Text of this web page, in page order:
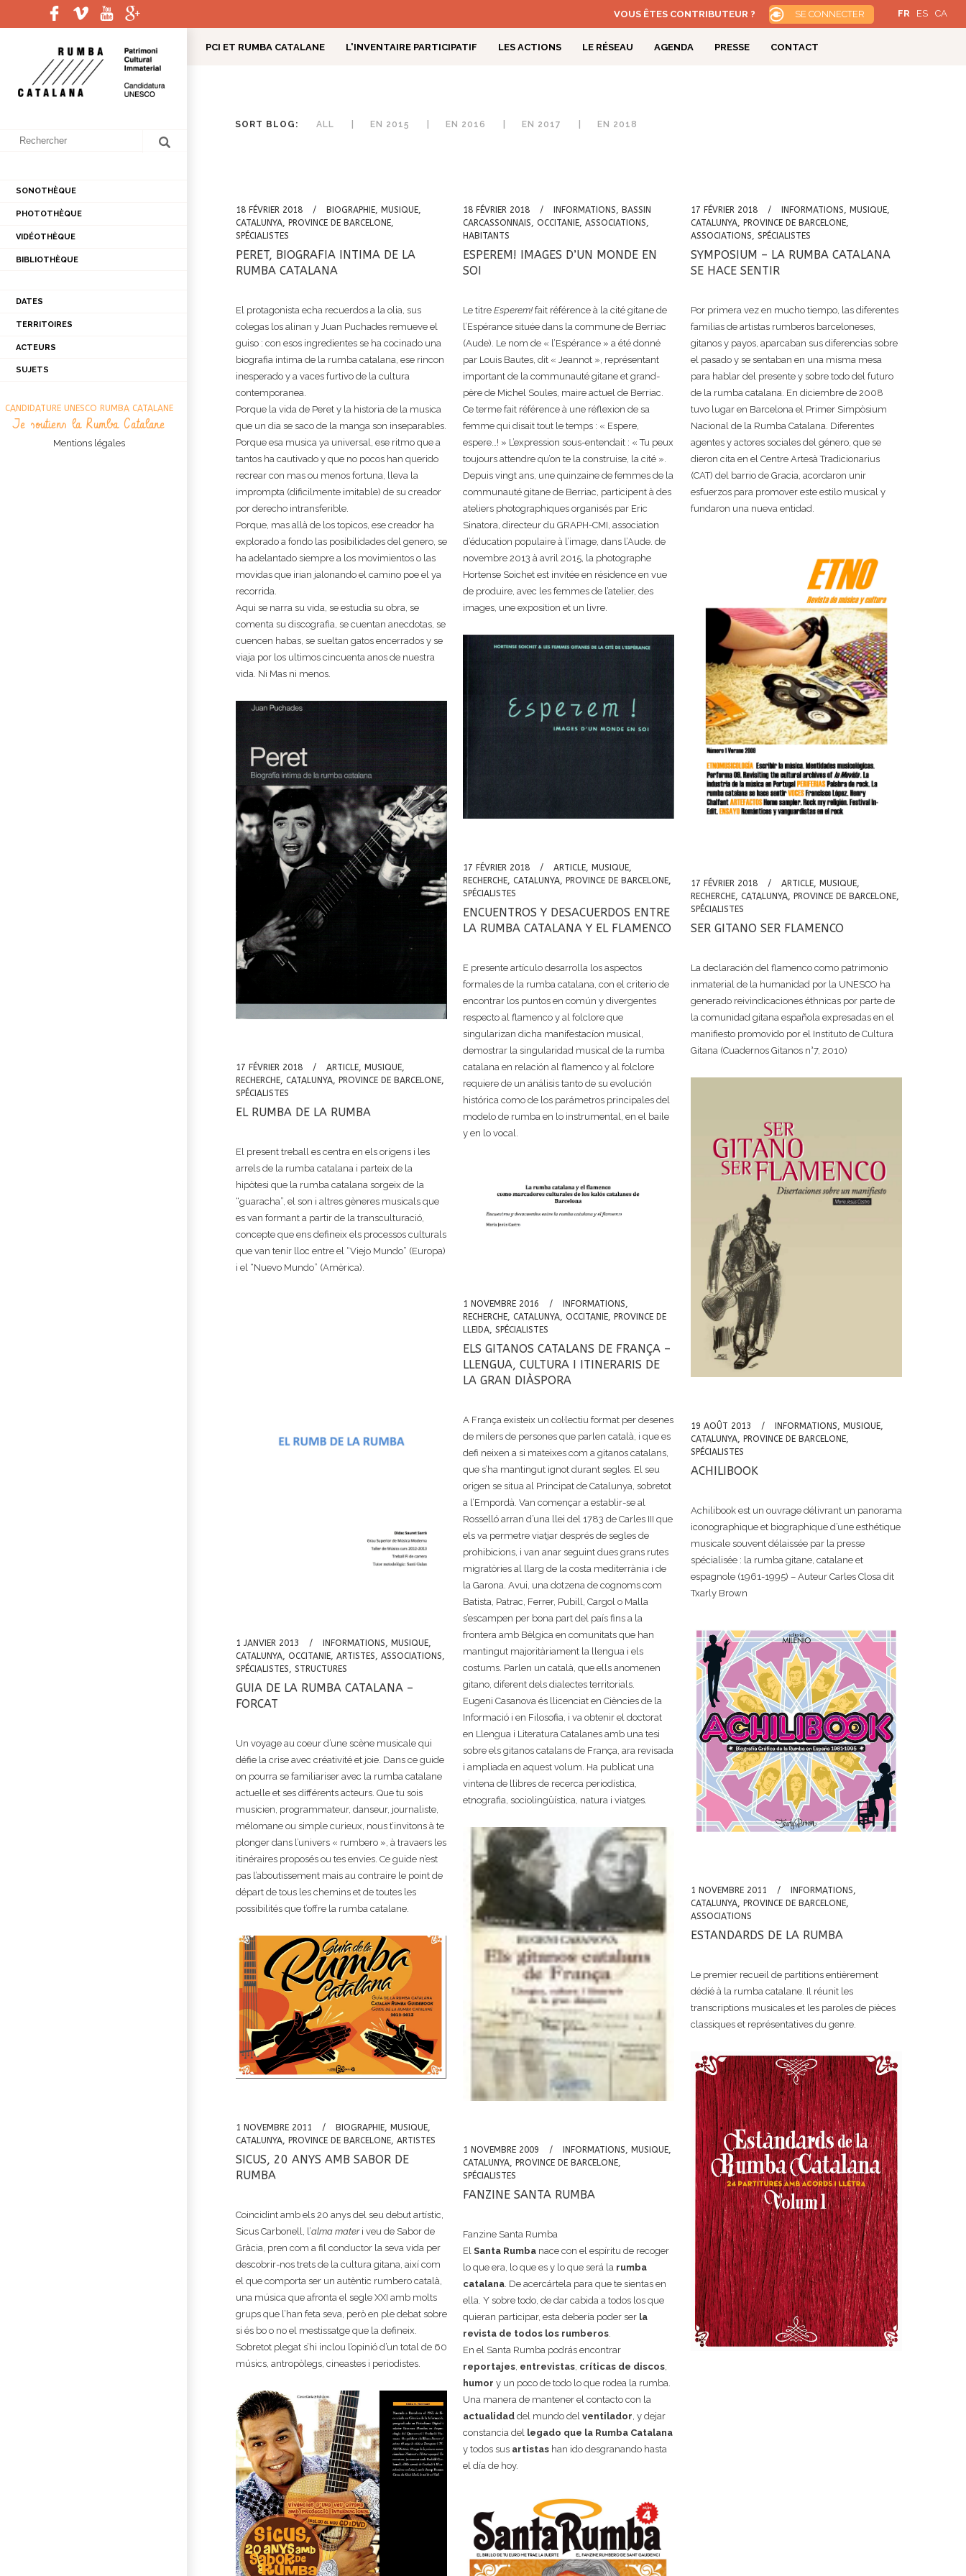
PCI ET RUMBA CATALANE L'INVENTAIRE PARTICIPATIF LES ACTIONS
ETUDE PRATIQUE MUSICALE ET IDENTITÉ GITANE BD ET DESSINS DE PRESSE
LE RÉSEAU AGENDA PRESSE CONTACT
SONOTHÈQUE
PHOTOTHÈQUE
VIDÉOTHÈQUE
BIBLIOTHÈQUE
DATES
2008
2009
2010
TERRITOIRES
CATALUNYA
PROVINCE DE BARCELONE
PROVINCE DE LLEIDA
OCCITANIE
BASSIN BITERROIS ET AGDE
ACTEURS
ARTISTES
SPÉCIALISTES
SUJETS
ANNIVERSAIRES
CONCERTS
CANDIDATURE UNESCO RUMBA CATALANE
Je soutiens la Rumba Catalane
Mentions légales
VOUS ÊTES CONTRIBUTEUR ? SE CONNECTER FR ES CA
SORT BLOG: ALL EN 2015 EN 2016 EN 2017 EN 2018
18 FÉVRIER 2018 BIOGRAPHIE, MUSIQUE,
CATALUNYA, PROVINCE DE BARCELONE,
SPÉCIALISTES
PERET, BIOGRAFIA INTIMA DE LA
RUMBA CATALANA
El protagonista echa recuerdos a la olia, sus
colegas los alinan y Juan Puchades remueve el
guiso : con esos ingredientes se ha cocinado una
biografia intima de la rumba catalana, ese rincon
inesperado y a vaces furtivo de la cultura
contemporanea.
Porque la vida de Peret y la historia de la musica
que un dia se saco de la manga son inseparables.
Porque esa musica ya universal, ese ritmo que a
tantos ha cautivado y que no pocos han querido
recrear con mas ou menos fortuna, lleva la
imprompta (dificilmente imitable) de su creador
por derecho intransferible.
Porque, mas allà de los topicos, ese creador ha
explorado a fondo las posibilidades del genero, se
ha adelantado siempre a los movimientos o las
movidas que irian jalonando el camino poe el ya
recorrida.
Aqui se narra su vida, se estudia su obra, se
comenta su discografia, se cuentan anecdotas, se
cuencen habas, se sueltan gatos encerrados y se
viaja por los ultimos cincuenta anos de nuestra
vida. Ni Mas ni menos.
18 FÉVRIER 2018 INFORMATIONS, BASSIN
CARCASSONNAIS, OCCITANIE, ASSOCIATIONS,
HABITANTS
ESPEREM! IMAGES D’UN MONDE EN
SOI
Le titre Esperem! fait référence à la cité gitane de
l’Espérance située dans la commune de Berriac
(Aude). Le nom de « l’Espérance » a été donné
par Louis Bautes, dit « Jeannot », représentant
important de la communauté gitane et grand-
père de Michel Soules, maire actuel de Berriac.
Ce terme fait référence à une réflexion de sa
femme qui disait tout le temps : « Espere,
espere…! » L’expression sous-entendait : « Tu peux
toujours attendre qu’on te la construise, la cité ».
Depuis vingt ans, une quinzaine de femmes de la
communauté gitane de Berriac, participent à des
ateliers photographiques organisés par Eric
Sinatora, directeur du GRAPH-CMI, association
d’éducation populaire à l’image, dans l’Aude. de
novembre 2013 à avril 2015, la photographe
Hortense Soichet est invitée en résidence en vue
de produire, avec les femmes de l’atelier, des
images, une exposition et un livre.
17 FÉVRIER 2018 INFORMATIONS, MUSIQUE,
CATALUNYA, PROVINCE DE BARCELONE,
ASSOCIATIONS, SPÉCIALISTES
SYMPOSIUM – LA RUMBA CATALANA
SE HACE SENTIR
Por primera vez en mucho tiempo, las diferentes
familias de artistas rumberos barceloneses,
gitanos y payos, aparcaban sus diferencias sobre
el pasado y se sentaban en una misma mesa
para hablar del presente y sobre todo del futuro
de la rumba catalana. En diciembre de 2008
tuvo lugar en Barcelona el Primer Simpòsium
Nacional de la Rumba Catalana. Diferentes
agentes y actores sociales del género, que se
dieron cita en el Centre Artesà Tradicionarius
(CAT) del barrio de Gracia, acordaron unir
esfuerzos para promover este estilo musical y
fundaron una nueva entidad.
17 FÉVRIER 2018 ARTICLE, MUSIQUE,
RECHERCHE, CATALUNYA, PROVINCE DE BARCELONE,
SPÉCIALISTES
ENCUENTROS Y DESACUERDOS ENTRE
LA RUMBA CATALANA Y EL FLAMENCO
E presente artículo desarrolla los aspectos
formales de la rumba catalana, con el criterio de
encontrar los puntos en común y divergentes
respecto al flamenco y al folclore que
singularizan dicha manifestacíon musical,
demostrar la singularidad musical de la rumba
catalana en relación al flamenco y al folclore
requiere de un análisis tanto de su evolución
histórica como de los parámetros principales del
modelo de rumba en lo instrumental, en el baile
y en lo vocal.
17 FÉVRIER 2018 ARTICLE, MUSIQUE,
RECHERCHE, CATALUNYA, PROVINCE DE BARCELONE,
SPÉCIALISTES
SER GITANO SER FLAMENCO
La declaración del flamenco como patrimonio
inmaterial de la humanidad por la UNESCO ha
generado reivindicaciones éthnicas por parte de
la comunidad gitana española expresadas en el
manifiesto promovido por el Instituto de Cultura
Gitana (Cuadernos Gitanos n°7, 2010)
17 FÉVRIER 2018 ARTICLE, MUSIQUE,
RECHERCHE, CATALUNYA, PROVINCE DE BARCELONE,
SPÉCIALISTES
EL RUMBA DE LA RUMBA
El present treball es centra en els orígens i les
arrels de la rumba catalana i parteix de la
hipòtesi que la rumba catalana sorgeix de la
“guaracha”, el son i altres gèneres musicals que
es van formant a partir de la transculturació,
concepte que ens defineix els processos culturals
que van tenir lloc entre el “Viejo Mundo” (Europa)
i el “Nuevo Mundo” (Amèrica).
1 NOVEMBRE 2016 INFORMATIONS,
RECHERCHE, CATALUNYA, OCCITANIE, PROVINCE DE
LLEIDA, SPÉCIALISTES
ELS GITANOS CATALANS DE FRANÇA –
LLENGUA, CULTURA I ITINERARIS DE
LA GRAN DIÀSPORA
A França existeix un col·lectiu format per desenes
de milers de persones que parlen català, i que es
defi neixen a si mateixes com a gitanos catalans,
que s’ha mantingut ignot durant segles. El seu
origen se situa al Principat de Catalunya, sobretot
a l’Empordà. Van començar a establir-se al
Rosselló arran d’una llei del 1783 de Carles III que
els va permetre viatjar després de segles de
prohibicions, i van anar seguint dues grans rutes
migratòries al llarg de la costa mediterrània i de
la Garona. Avui, una dotzena de cognoms com
Batista, Patrac, Ferrer, Pubill, Cargol o Malla
s’escampen per bona part del país fins a la
frontera amb Bèlgica en comunitats que han
mantingut majoritàriament la llengua i els
costums. Parlen un català, que ells anomenen
gitano, diferent dels dialectes territorials.
Eugeni Casanova és llicenciat en Ciències de la
Informació i en Filosofia, i va obtenir el doctorat
en Llengua i Literatura Catalanes amb una tesi
sobre els gitanos catalans de França, ara revisada
i ampliada en aquest volum. Ha publicat una
vintena de llibres de recerca periodística,
etnografia, sociolingüística, natura i viatges.
19 AOÛT 2013 INFORMATIONS, MUSIQUE,
CATALUNYA, PROVINCE DE BARCELONE,
SPÉCIALISTES
ACHILIBOOK
Achilibook est un ouvrage délivrant un panorama
iconographique et biographique d’une esthétique
musicale souvent délaissée par la presse
spécialisée : la rumba gitane, catalane et
espagnole (1961-1995) – Auteur Carles Closa dit
Txarly Brown
1 JANVIER 2013 INFORMATIONS, MUSIQUE,
CATALUNYA, OCCITANIE, ARTISTES, ASSOCIATIONS,
SPÉCIALISTES, STRUCTURES
GUIA DE LA RUMBA CATALANA –
FORCAT
Un voyage au coeur d’une scène musicale qui
défie la crise avec créativité et joie. Dans ce guide
on pourra se familiariser avec la rumba catalane
actuelle et ses différents acteurs. Que tu sois
musicien, programmateur, danseur, journaliste,
mélomane ou simple curieux, nous t’invitons à te
plonger dans l’univers « rumbero », à travaers les
itinéraires proposés ou tes envies. Ce guide n’est
pas l’aboutissement mais au contraire le point de
départ de tous les chemins et de toutes les
possibilités que t’offre la rumba catalane.
1 NOVEMBRE 2011 INFORMATIONS,
CATALUNYA, PROVINCE DE BARCELONE,
ASSOCIATIONS
ESTANDARDS DE LA RUMBA
Le premier recueil de partitions entièrement
dédié à la rumba catalane. Il réunit les
transcriptions musicales et les paroles de pièces
classiques et représentatives du genre.
1 NOVEMBRE 2011 BIOGRAPHIE, MUSIQUE,
CATALUNYA, PROVINCE DE BARCELONE, ARTISTES
SICUS, 20 ANYS AMB SABOR DE
RUMBA
Coincidint amb els 20 anys del seu debut artístic,
Sicus Carbonell, l’alma materi veu de Sabor de
Gràcia, pren com a fil conductor la seva vida per
descobrir-nos trets de la cultura gitana, així com
el que comporta ser un autèntic rumbero català,
una música que afronta el segle XXI amb molts
grups que l’han feta seva, però en ple debat sobre
si és bo o no el mestissatge que la defineix.
Sobretot plegat s’hi inclou l’opinió d’un total de 60
músics, antropòlegs, cineastes i periodistes.
1 NOVEMBRE 2009 INFORMATIONS, MUSIQUE,
CATALUNYA, PROVINCE DE BARCELONE,
SPÉCIALISTES
FANZINE SANTA RUMBA
Fanzine Santa Rumba
El Santa Rumba nace con el espíritu de recoger
lo que era, lo que es y lo que será la rumba
catalana. De acercártela para que te sientas en
ella. Y sobre todo, de dar cabida a todos los que
quieran participar, esta debería poder ser la
revista de todos los rumberos.
En el Santa Rumba podrás encontrar
reportajes, entrevistas, críticas de discos,
humor y un poco de todo lo que rodea la rumba.
Una manera de mantener el contacto con la
actualidad del mundo del ventilador, y dejar
constancia del legado que la Rumba Catalana
y todos sus artistas han ido desgranando hasta
el día de hoy.